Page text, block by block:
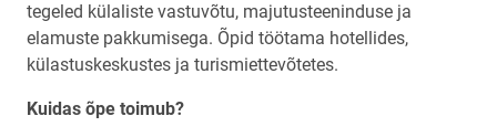
tegeled külaliste vastuvõtu, majutusteeninduse ja
elamuste pakkumisega. Õpid töötama hotellides,
külastuskeskustes ja turismiettevõtetes.
Kuidas õpe toimub?